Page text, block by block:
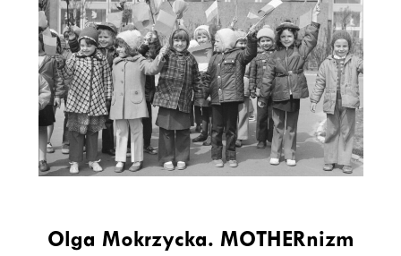
Olga Mokrzycka. MOTHERnizm